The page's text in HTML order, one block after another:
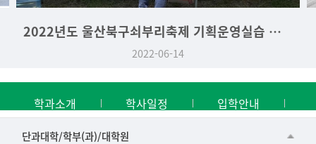
2022년도 울산북구쇠부리축제 기획운영실습 역사문화학과 부스
2022-06-14
학과소개 학사일정 입학안내
단과대학/학부(과)/대학원
■인문대학